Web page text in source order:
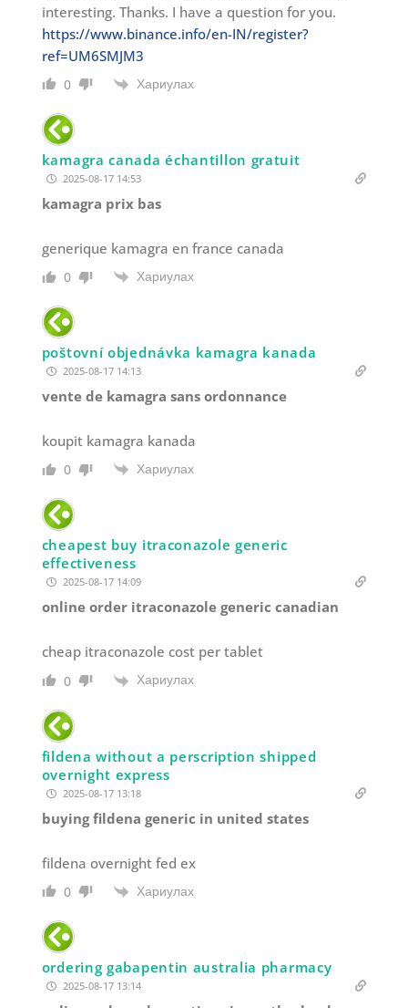
interesting. Thanks. I have a question for you.
https://www.binance.info/en-IN/register?
ref=UM6SMJM3
0 Хариулах
kamagra canada échantillon gratuit
2025-08-17 14:53
kamagra prix bas
generique kamagra en france canada
0 Хариулах
poštovní objednávka kamagra kanada
2025-08-17 14:13
vente de kamagra sans ordonnance
koupit kamagra kanada
0 Хариулах
cheapest buy itraconazole generic
effectiveness
2025-08-17 14:09
online order itraconazole generic canadian
cheap itraconazole cost per tablet
0 Хариулах
fildena without a perscription shipped
overnight express
2025-08-17 13:18
buying fildena generic in united states
fildena overnight fed ex
0 Хариулах
ordering gabapentin australia pharmacy
2025-08-17 13:14